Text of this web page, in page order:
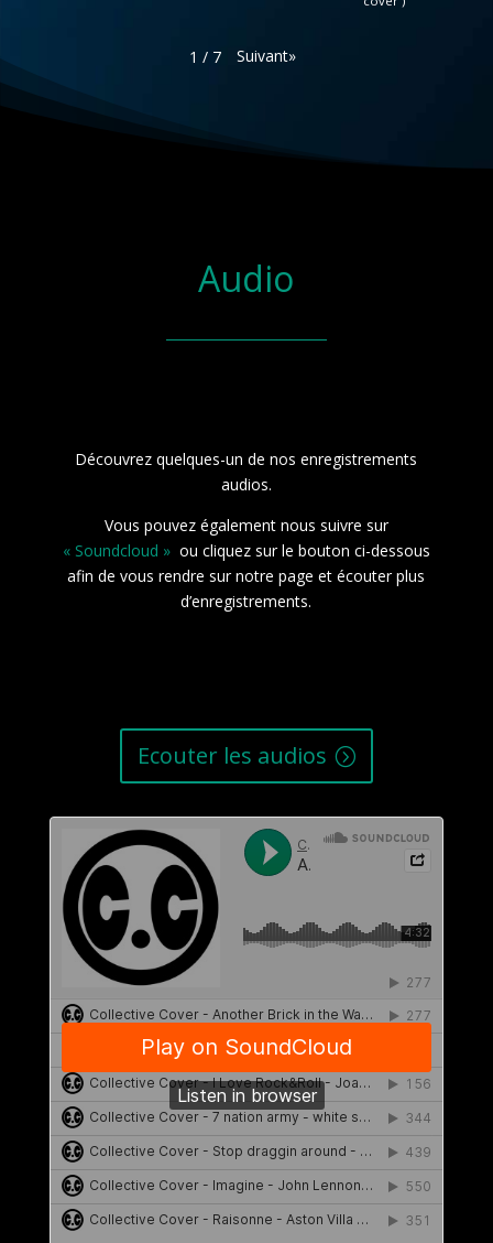
1 / 7 Suivant»
Audio
Découvrez quelques-un de nos enregistrements
audios.
Vous pouvez également nous suivre sur
« Soundcloud »ou cliquez sur le bouton ci-dessous
afin de vous rendre sur notre page et écouter plus
d’enregistrements.
Ecouter les audios